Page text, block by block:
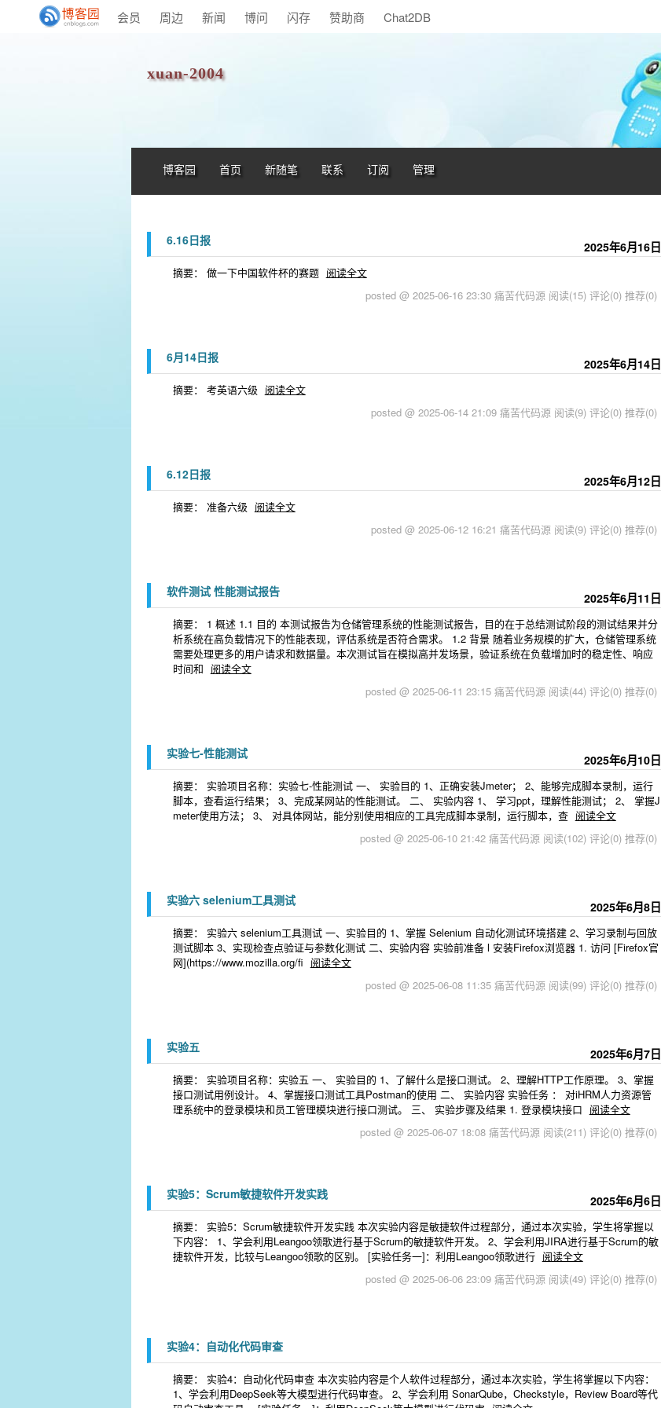
会员 周边 新闻 博问 闪存 赞助商 Chat2DB
xuan-2004
博客园 首页 新随笔 联系 订阅 管理
2025年6月16日
6.16日报
摘要： 做一下中国软件杯的赛题 阅读全文
posted @ 2025-06-16 23:30 痛苦代码源 阅读(15) 评论(0) 推荐(0)
2025年6月14日
6月14日报
摘要： 考英语六级 阅读全文
posted @ 2025-06-14 21:09 痛苦代码源 阅读(9) 评论(0) 推荐(0)
2025年6月12日
6.12日报
摘要： 准备六级 阅读全文
posted @ 2025-06-12 16:21 痛苦代码源 阅读(9) 评论(0) 推荐(0)
2025年6月11日
软件测试 性能测试报告
摘要： 1 概述 1.1 目的 本测试报告为仓储管理系统的性能测试报告，目的在于总结测试阶段的测试结果并分
析系统在高负载情况下的性能表现，评估系统是否符合需求。 1.2 背景 随着业务规模的扩大，仓储管理系统
需要处理更多的用户请求和数据量。本次测试旨在模拟高并发场景，验证系统在负载增加时的稳定性、响应
时间和 阅读全文
posted @ 2025-06-11 23:15 痛苦代码源 阅读(44) 评论(0) 推荐(0)
2025年6月10日
实验七-性能测试
摘要： 实验项目名称：实验七-性能测试 一、 实验目的 1、正确安装Jmeter； 2、能够完成脚本录制，运行
脚本，查看运行结果； 3、完成某网站的性能测试。 二、 实验内容 1、 学习ppt，理解性能测试； 2、 掌握J
meter使用方法； 3、 对具体网站，能分别使用相应的工具完成脚本录制，运行脚本，查 阅读全文
posted @ 2025-06-10 21:42 痛苦代码源 阅读(102) 评论(0) 推荐(0)
2025年6月8日
实验六 selenium工具测试
摘要： 实验六 selenium工具测试 一、实验目的 1、掌握 Selenium 自动化测试环境搭建 2、学习录制与回放
测试脚本 3、实现检查点验证与参数化测试 二、实验内容 实验前准备 l 安装Firefox浏览器 1. 访问 [Firefox官
网](https://www.mozilla.org/fi 阅读全文
posted @ 2025-06-08 11:35 痛苦代码源 阅读(99) 评论(0) 推荐(0)
2025年6月7日
实验五
摘要： 实验项目名称：实验五 一、 实验目的 1、了解什么是接口测试。 2、理解HTTP工作原理。 3、掌握
接口测试用例设计。 4、掌握接口测试工具Postman的使用 二、 实验内容 实验任务 ： 对iHRM人力资源管
理系统中的登录模块和员工管理模块进行接口测试。 三、 实验步骤及结果 1. 登录模块接口 阅读全文
posted @ 2025-06-07 18:08 痛苦代码源 阅读(211) 评论(0) 推荐(0)
2025年6月6日
实验5：Scrum敏捷软件开发实践
摘要： 实验5：Scrum敏捷软件开发实践 本次实验内容是敏捷软件过程部分，通过本次实验，学生将掌握以
下内容： 1、学会利用Leangoo领歌进行基于Scrum的敏捷软件开发。 2、学会利用JIRA进行基于Scrum的敏
捷软件开发，比较与Leangoo领歌的区别。 [实验任务一]：利用Leangoo领歌进行 阅读全文
posted @ 2025-06-06 23:09 痛苦代码源 阅读(49) 评论(0) 推荐(0)
实验4：自动化代码审查
摘要： 实验4：自动化代码审查 本次实验内容是个人软件过程部分，通过本次实验，学生将掌握以下内容：
1、学会利用DeepSeek等大模型进行代码审查。 2、学会利用 SonarQube，Checkstyle，Review Board等代